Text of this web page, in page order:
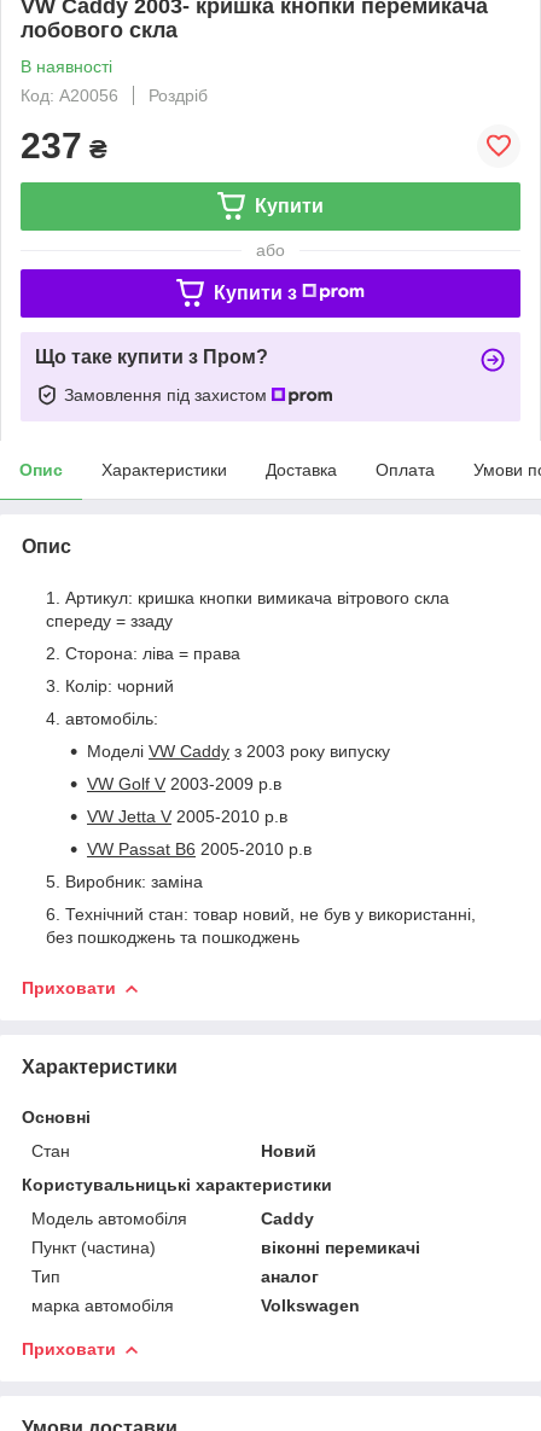
VW Caddy 2003- кришка кнопки перемикача
лобового скла
В наявності
Код: A20056
Роздріб
237 ₴
Купити
або
Купити з
Що таке купити з Пром?
Замовлення під захистом
Опис Характеристики Доставка Оплата Умови
Опис
Артикул: кришка кнопки вимикача вітрового скла
спереду = ззаду
Сторона: ліва = права
Колір: чорний
автомобіль:
Моделі VW Caddy з 2003 року випуску
VW Golf V 2003-2009 р.в
VW Jetta V 2005-2010 р.в
VW Passat B6 2005-2010 р.в
Виробник: заміна
Технічний стан: товар новий, не був у використанні,
без пошкоджень та пошкоджень
Приховати
Характеристики
Основні
Стан
Новий
Користувальницькі характеристики
Модель автомобіля
Caddy
Пункт (частина)
віконні перемикачі
Тип
аналог
марка автомобіля
Volkswagen
Приховати